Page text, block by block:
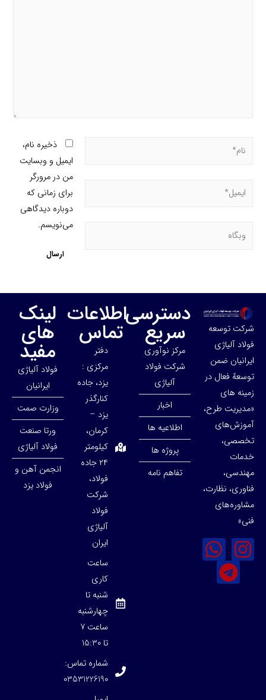
ذخیره نام،
ایمیل و وبسایت
من در مرورگر
برای زمانی که
دوباره دیدگاهی
می‌نویسم.
شرکت توسعه
فولاد آلیاژی
ایرانیان ضمن
توسعهً فعال در
زمینه های
«مدیریت طرح،
آموزش‌های
تخصصی،
خدمات
مهندسی،
فناوری، نظارت،
مشاوره‌های
فنی»
دسترسی
سریع
مرکز نوآوری
شرکت فولاد
آلیاژی
اخبار
اطلاعیه ها
پروژه ها
تفاهم نامه
اطلاعات
تماس
دفتر
مرکزی :
یزد، جاده
کنارگذر
یزد –
کرمان،
کیلومتر
۲۴ جاده
فولاد،
شرکت
فولاد
آلیاژی
ایران
ساعت
کاری
شنبه تا
چهارشنبه
ساعت 7
تا 15:30
شماره تماس:
03531226190
لینک
های
مفید
فولاد آلیاژی
ایرانیان
وزارت صمت
ورتا صنعت
فولاد آلیاژی
انجمن آهن و
فولاد یزد